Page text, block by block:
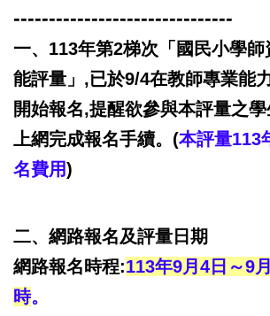
-------------------------------
一、113年第2梯次「國民小學
能評量」,已於9/4在教師專業能
開始報名,提醒欲參與本評量之
上網完成報名手續。(本評量113
名費用)
二、網路報名及評量日期
網路報名時程:113年9月4日～9
時。